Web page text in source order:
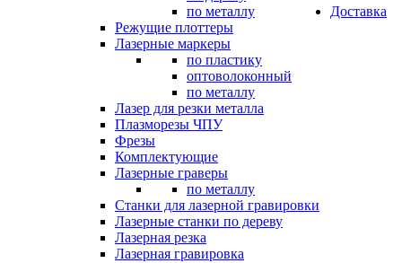
по металлу
Режущие плоттеры
Лазерные маркеры
по пластику
оптоволоконный
по металлу
Лазер для резки металла
Плазморезы ЧПУ
Фрезы
Комплектующие
Лазерные граверы
по металлу
Станки для лазерной гравировки
Лазерные станки по дереву
Лазерная резка
Лазерная гравировка
Доставка